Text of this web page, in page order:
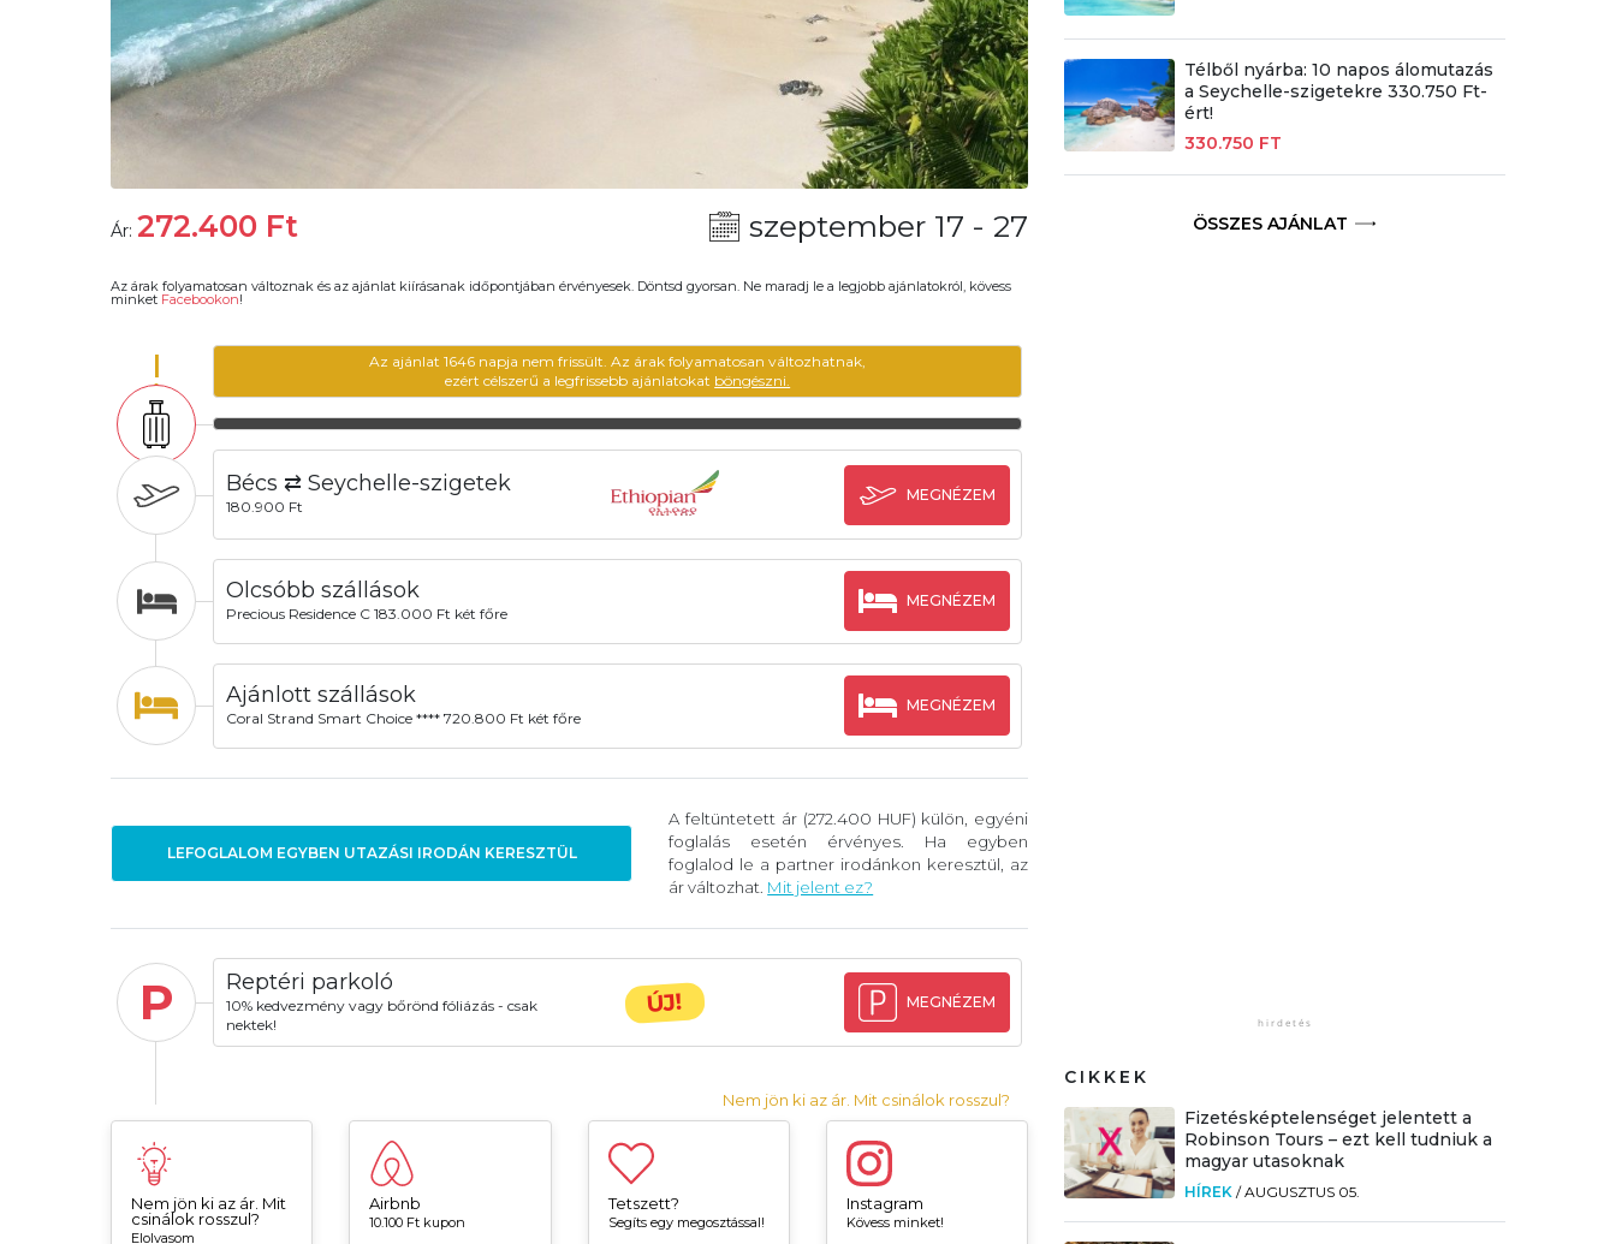
Ár: 272.400 Ft szeptember 17 - 27
Az árak folyamatosan változnak és az ajánlat kiírásanak időpontjában érvényesek. Döntsd gyorsan. Ne maradj le a legjobb ajánlatokról, kövess
minket Facebookon!
!
Az ajánlat 1646 napja nem frissült. Az árak folyamatosan változhatnak,
ezért célszerű a legfrissebb ajánlatokat böngészni.
Bécs ⇄ Seychelle-szigetek
180.900 Ft
MEGNÉZEM
Olcsóbb szállások
Precious Residence C 183.000 Ft két főre
MEGNÉZEM
Ajánlott szállások
Coral Strand Smart Choice **** 720.800 Ft két főre
MEGNÉZEM
LEFOGLALOM EGYBEN UTAZÁSI IRODÁN KERESZTÜL
A feltüntetett ár (272.400 HUF) külön, egyéni
foglalás esetén érvényes. Ha egyben
foglalod le a partner irodánkon keresztül, az
ár változhat. Mit jelent ez?
P Reptéri parkoló
10% kedvezmény vagy bőrönd fóliázás - csak
nektek!
ÚJ! MEGNÉZEM
Nem jön ki az ár. Mit csinálok rosszul?
Nem jön ki az ár. Mit
csinálok rosszul?
Elolvasom
Airbnb
10.100 Ft kupon
Tetszett?
Segíts egy megosztással!
Instagram
Kövess minket!
Télből nyárba: 10 napos álomutazás
a Seychelle-szigetekre 330.750 Ft-
ért!
330.750 FT
ÖSSZES AJÁNLAT
CIKKEK
Fizetésképtelenséget jelentett a
Robinson Tours – ezt kell tudniuk a
magyar utasoknak
HÍREK /AUGUSZTUS 05.